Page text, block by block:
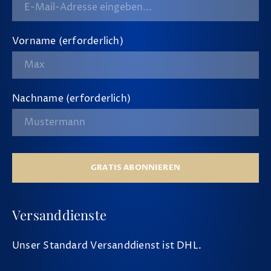
Vorname (erforderlich)
Nachname (erforderlich)
GRATIS ABONNIEREN
Versanddienste
Unser Standard Versanddienst ist DHL.